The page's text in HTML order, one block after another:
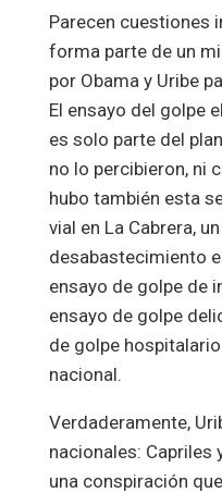
Parecen cuestiones
forma parte de un
por Obama y Uribe
El ensayo del golpe
es solo parte del
no lo percibieron, ni
hubo también esta
vial en La Cabrera,
desabastecimiento
ensayo de golpe de
ensayo de golpe
de golpe
nacional.
Verdaderamente,
nacionales: Capriles
una conspiración